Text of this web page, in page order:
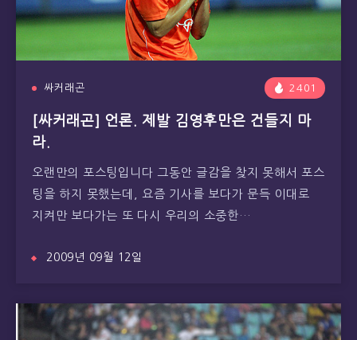
싸커래곤 2401
[싸커래곤] 언론. 제발 김영후만은 건들지 마
라.
오랜만의 포스팅입니다 그동안 글감을 찾지 못해서 포스
팅을 하지 못했는데, 요즘 기사를 보다가 문득 이대로
지켜만 보다가는 또 다시 우리의 소중한…
2009년 09월 12일